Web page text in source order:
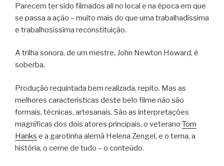
Parecem ter sido filmados ali no local e na época em que
se passa a ação – muito mais do que uma trabalhadíssima
e trabalhosíssima reconstituição.
A trilha sonora, de um mestre, John Newton Howard, é
soberba.
Produção requintada bem realizada, repito. Mas as
melhores características deste belo filme não são
formais, técnicas, artesanais. São as interpretações
magníficas dos dois atores principais, o veterano Tom
Hanks e a garotinha alemã Helena Zengel, e o tema, a
história, o cerne de tudo – o conteúdo.